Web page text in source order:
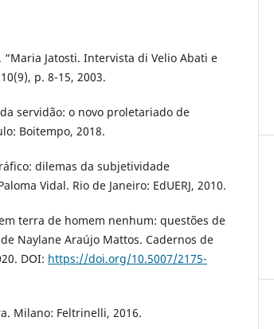
“Maria Jatosti. Intervista di Velio Abati e
p. 8-15, 2003.
servidão: o novo proletariado de
Boitempo, 2018.
dilemas da subjetividade
Vidal. Rio de Janeiro: EdUERJ, 2010.
terra de homem nenhum: questões de
Naylane Araújo Mattos. Cadernos de
DOI: https://doi.org/10.5007/2175-
Milano: Feltrinelli, 2016.